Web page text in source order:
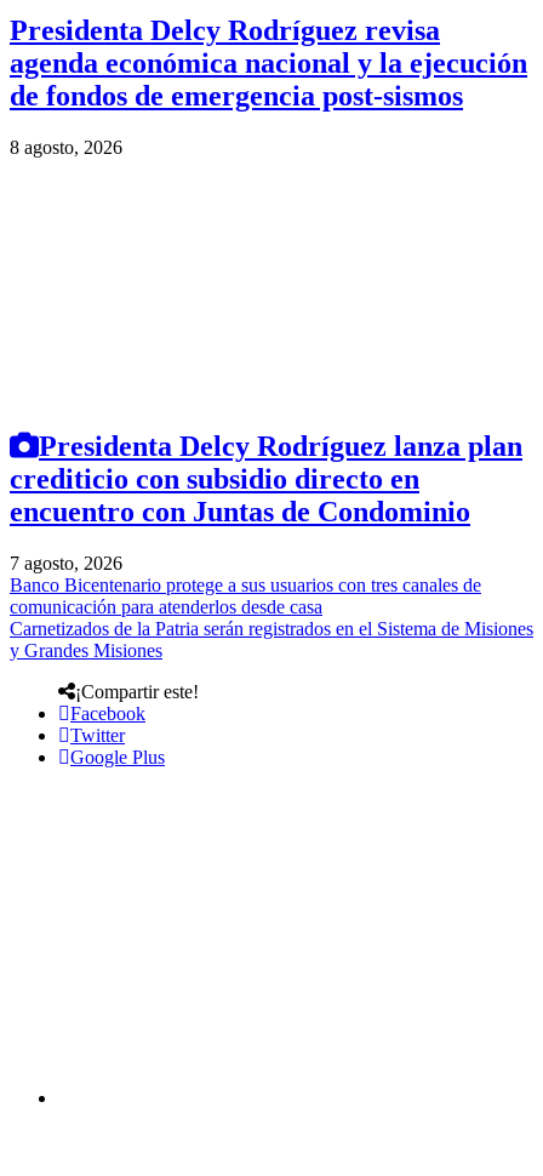
Presidenta Delcy Rodríguez revisa
agenda económica nacional y la ejecución
de fondos de emergencia post-sismos
8 agosto, 2026
Presidenta Delcy Rodríguez lanza plan
crediticio con subsidio directo en
encuentro con Juntas de Condominio
7 agosto, 2026
Banco Bicentenario protege a sus usuarios con tres canales de
comunicación para atenderlos desde casa
Carnetizados de la Patria serán registrados en el Sistema de Misiones
y Grandes Misiones
¡Compartir este!
Facebook
Twitter
Google Plus